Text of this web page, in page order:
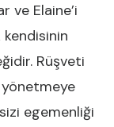
ve Elaine’i
kendisinin
Rüşveti
yönetmeye
egemenliği